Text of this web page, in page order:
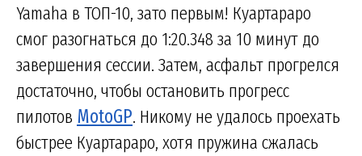
Yamaha в ТОП-10, зато первым! Куартараро
смог разогнаться до 1:20.348 за 10 минут до
завершения сессии. Затем, асфальт прогрелся
достаточно, чтобы остановить прогресс
пилотов MotoGP. Никому не удалось проехать
быстрее Куартараро, хотя пружина сжалась